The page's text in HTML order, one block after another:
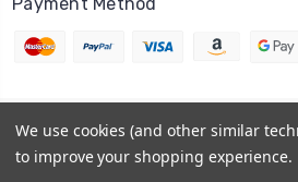
© 2026 Uhrenteile
Powered by
We use cookies (and other similar
to improve your shopping experience.